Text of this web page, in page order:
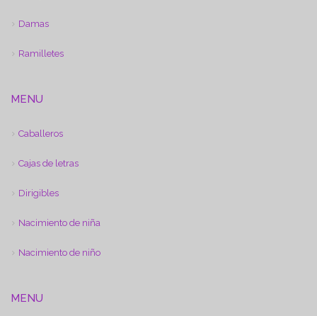
Damas
Ramilletes
MENU
Caballeros
Cajas de letras
Dirigibles
Nacimiento de niña
Nacimiento de niño
MENU